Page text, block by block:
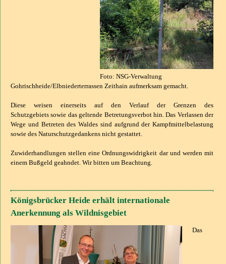
Foto: NSG-Verwaltung
Gohrischheide/Elbniederterrassen Zeithain aufmerksam gemacht.
Diese weisen einerseits auf den Verlauf der Grenzen des
Schutzgebietssowie das geltende Betretungsverbot hin. Das Verlassen der
Wege und Betreten des Waldes sind aufgrund der Kampfmittelbelastung
sowie des Naturschutzgedankens nicht gestattet.
Zuwiderhandlungen stellen eine Ordnungswidrigkeit dar und werden mit
einem Bußgeld geahndet. Wir bitten um Beachtung.
Königsbrücker Heide erhält internationale
Anerkennung als Wildnisgebiet
Das